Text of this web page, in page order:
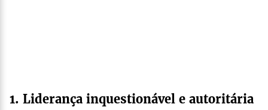
1. Liderança inquestionável e autoritária